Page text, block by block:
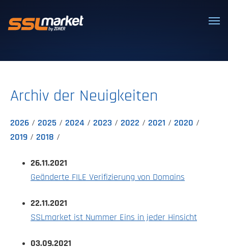
Vertrauenswürdige SSL/TLS-
Archiv der Neuigkeiten
2026 2025 2024 2023 2022 2021
2020
2019
2018
26.11.2021
Geänderte FILE Verifizierung von Domains
22.11.2021
SSLmarket ist Nummer Eins in jeder Hinsicht
03.09.2021